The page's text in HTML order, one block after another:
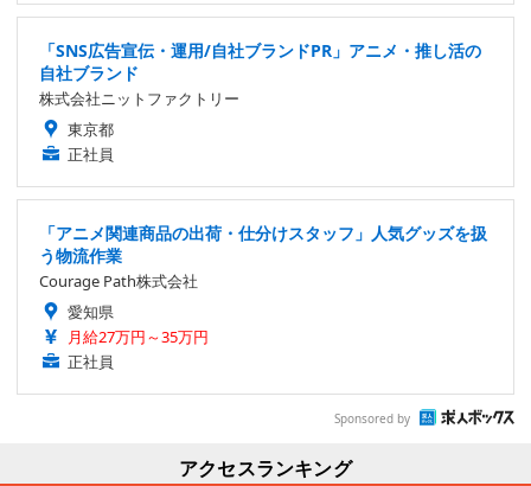
「SNS広告宣伝・運用/自社ブランドPR」アニメ・推し活の
自社ブランド
株式会社ニットファクトリー
東京都
正社員
「アニメ関連商品の出荷・仕分けスタッフ」人気グッズを扱
う物流作業
Courage Path株式会社
愛知県
月給27万円～35万円
正社員
Sponsored by
アクセスランキング